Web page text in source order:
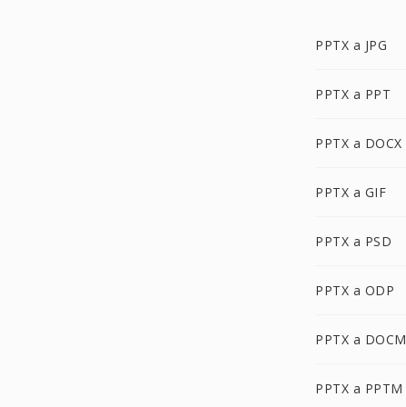
PPTX a JPG
PPTX a PPT
PPTX a DOCX
PPTX a GIF
PPTX a PSD
PPTX a ODP
PPTX a DOCM
PPTX a PPTM